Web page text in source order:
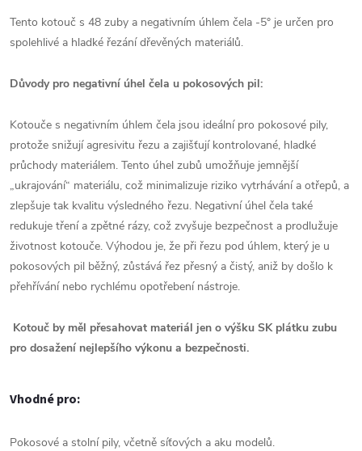
Tento kotouč s 48 zuby a negativním úhlem čela -5° je určen pro
spolehlivé a hladké řezání dřevěných materiálů.
Důvody pro negativní úhel čela u pokosových pil:
Kotouče s negativním úhlem čela jsou ideální pro pokosové pily,
protože snižují agresivitu řezu a zajišťují kontrolované, hladké
průchody materiálem. Tento úhel zubů umožňuje jemnější
„ukrajování“ materiálu, což minimalizuje riziko vytrhávání a otřepů, a
zlepšuje tak kvalitu výsledného řezu. Negativní úhel čela také
redukuje tření a zpětné rázy, což zvyšuje bezpečnost a prodlužuje
životnost kotouče. Výhodou je, že při řezu pod úhlem, který je u
pokosových pil běžný, zůstává řez přesný a čistý, aniž by došlo k
přehřívání nebo rychlému opotřebení nástroje.
Kotouč by měl přesahovat materiál jen o výšku SK plátku zubu
pro dosažení nejlepšího výkonu a bezpečnosti.
Vhodné pro:
Pokosové a stolní pily, včetně síťových a aku modelů.